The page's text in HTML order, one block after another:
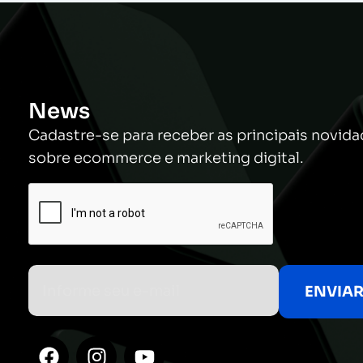
News
Cadastre-se para receber as principais
sobre ecommerce e marketing digital.
F
I
Y